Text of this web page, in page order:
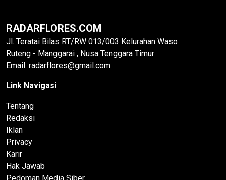
RADARFLORES.COM
Jl. Teratai Bilas RT/RW 013/003 Kelurahan Waso
Ruteng - Manggarai , Nusa Tenggara Timur
Email: radarflores@gmail.com
Link Navigasi
Tentang
Redaksi
Iklan
Privacy
Karir
Hak Jawab